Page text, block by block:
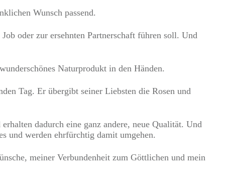
Wunsch passend.
oder zur ersehnten Partnerschaft führen soll. Und
Naturprodukt in den Händen.
Tag. Er übergibt seiner Liebsten die Rosen und
dadurch eine ganz andere, neue Qualität. Und
und werden ehrfürchtig damit umgehen.
meiner Verbundenheit zum Göttlichen und mein